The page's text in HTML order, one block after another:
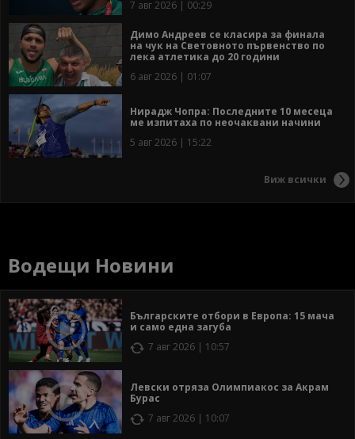
7 авг 2026 | 00:29
Димо Андреев се класира за финала
на чук на Световното първенство по
лека атлетика до 20 години
6 авг 2026 | 01:07
Нирадж Чопра: Последните 10 месеца
ме изпитаха по неочаквани начини
5 авг 2026 | 15:22
Виж всички
Водещи Новини
Българските отбори в Европа: 15 мача
и само една загуба
7 авг 2026 | 10:57
Левски отряза Олимпиакос за Акрам
Бурас
7 авг 2026 | 10:07